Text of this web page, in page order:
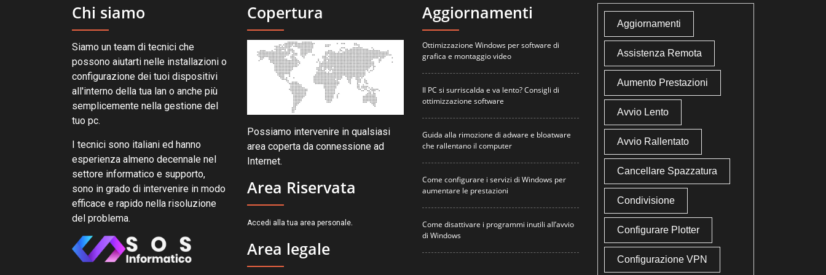
Chi siamo
Siamo un team di tecnici che
possono aiutarti nelle installazioni o
configurazione dei tuoi dispositivi
all'interno della tua lan o anche più
semplicemente nella gestione del
tuo pc.
I tecnici sono italiani ed hanno
esperienza almeno decennale nel
settore informatico e supporto,
sono in grado di intervenire in modo
efficace e rapido nella risoluzione
del problema.
Copertura
Possiamo intervenire in qualsiasi
area coperta da connessione ad
Internet.
Area Riservata
Accedi alla tua area personale.
Area legale
Aggiornamenti
Ottimizzazione Windows per software di
grafica e montaggio video
Il PC si surriscalda e va lento? Consigli di
ottimizzazione software
Guida alla rimozione di adware e bloatware
che rallentano il computer
Come configurare i servizi di Windows per
aumentare le prestazioni
Come disattivare i programmi inutili all’avvio
di Windows
Aggiornamenti
Assistenza Remota
Aumento Prestazioni
Avvio Lento
Avvio Rallentato
Cancellare Spazzatura
Condivisione
Configurare Plotter
Configurazione VPN